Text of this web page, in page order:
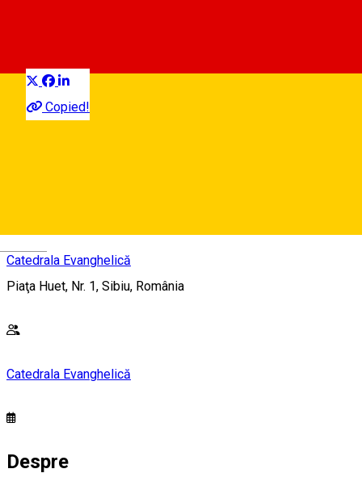
Copied!
Muzică clasică
Catedrala Evanghelică
Piaţa Huet, Nr. 1, Sibiu, România
Catedrala Evanghelică
Despre